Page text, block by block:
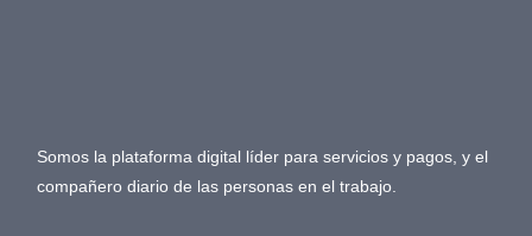
Somos la plataforma digital líder para servicios y pagos, y el
compañero diario de las personas en el trabajo.